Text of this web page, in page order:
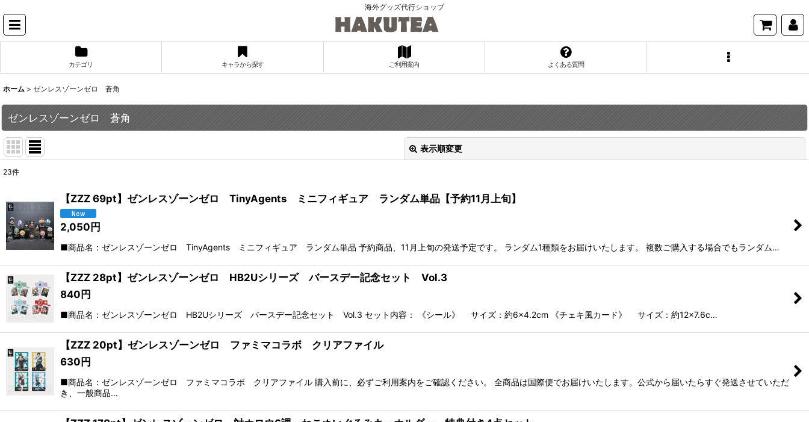
海外グッズ代行ショップ
カテゴリ キャラから探す ご利用案内 よくある質問
ホーム > ゼンレスゾーンゼロ 蒼角
ゼンレスゾーンゼロ 蒼角
表示順変更
並び順:
絞り込む
23件
【ZZZ 69pt】ゼンレスゾーンゼロ TinyAgents ミニフィギュア ランダム単品【予約11月上旬】
2,050円
■商品名：ゼンレスゾーンゼロ TinyAgents ミニフィギュア ランダム単品 予約商品、11月上旬の発送予定です。 ランダム1種類をお届けいたします。 複数ご購入する場合でもランダム…
【ZZZ 28pt】ゼンレスゾーンゼロ HB2Uシリーズ バースデー記念セット Vol.3
840円
■商品名：ゼンレスゾーンゼロ HB2Uシリーズ バースデー記念セット Vol.3 セット内容： 《シール》 サイズ：約6×4.2cm 《チェキ風カード》 サイズ：約12×7.6c…
【ZZZ 20pt】ゼンレスゾーンゼロ ファミマコラボ クリアファイル
630円
■商品名：ゼンレスゾーンゼロ ファミマコラボ クリアファイル 購入前に、必ずご利用案内をご確認ください。 全商品は国際便でお届けいたします。公式から届いたらすぐ発送させていただ
き、一般商品…